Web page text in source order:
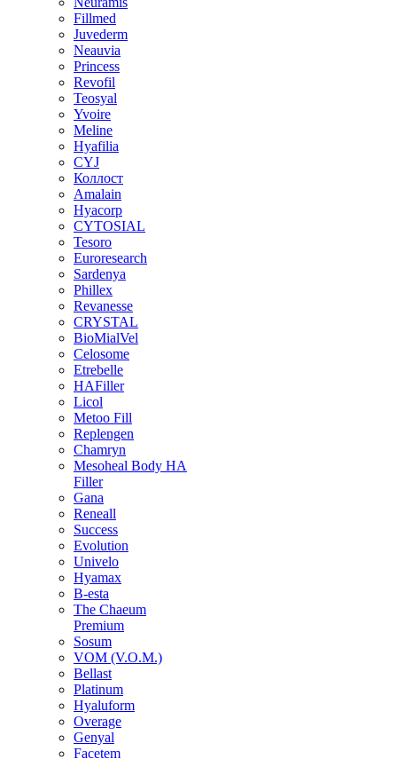
Fillmed
Juvederm
Neauvia
Princess
Revofil
Teosyal
Yvoire
Meline
Hyafilia
CYJ
Коллост
Amalain
Hyacorp
CYTOSIAL
Tesoro
Euroresearch
Sardenya
Phillex
Revanesse
CRYSTAL
BioMialVel
Celosome
Etrebelle
HAFiller
Licol
Metoo Fill
Replengen
Chamryn
Mesoheal Body HA
Filler
Gana
Reneall
Success
Evolution
Univelo
Hyamax
B-esta
The Chaeum
Premium
Sosum
VOM (V.O.M.)
Bellast
Platinum
Hyaluform
Overage
Genyal
Facetem